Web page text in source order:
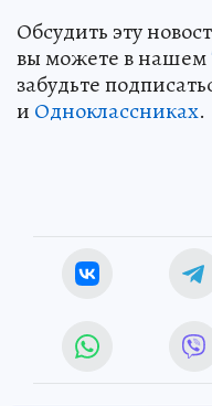
Обсудить эту
вы можете в нашем
забудьте
и Одноклассниках.